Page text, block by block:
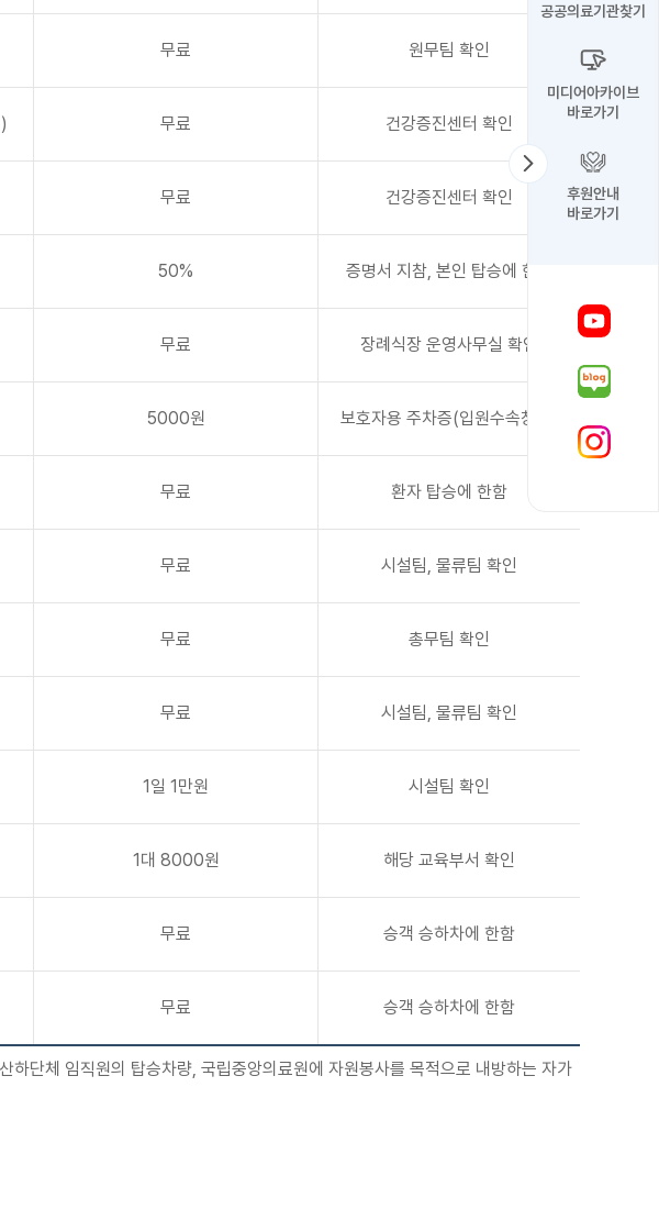
무료 원무팀 확인
무료 건강증진센터 확인
무료 건강증진센터 확인
50% 증명서 지참, 본인 탑승에 한함
무료 장례식장 운영사무실 확인
5000원 보호자용 주차증(입원수속창구)
무료 환자 탑승에 한함
무료 시설팀, 물류팀 확인
무료 총무팀 확인
무료 시설팀, 물류팀 확인
1일 1만원 시설팀 확인
1대 8000원 해당 교육부서 확인
무료 승객 승하차에 한함
무료 승객 승하차에 한함
단체 임직원의 탑승차량, 국립중앙의료원에 자원봉사를 목적으로 내방하는 자가
공공의료기관찾기
미디어아카이브
바로가기
후원안내
바로가기